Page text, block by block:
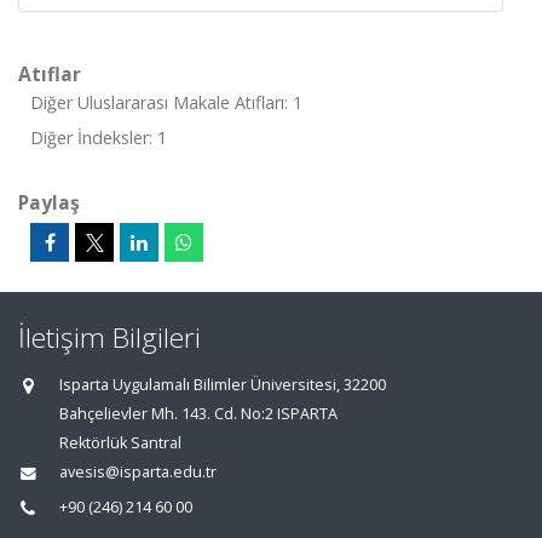
Atıflar
Diğer Uluslararası Makale Atıfları: 1
Diğer İndeksler: 1
Paylaş
İletişim Bilgileri
Isparta Uygulamalı Bilimler Üniversitesi, 32200
Bahçelievler Mh. 143. Cd. No:2 ISPARTA
Rektörlük Santral
avesis@isparta.edu.tr
+90 (246) 214 60 00